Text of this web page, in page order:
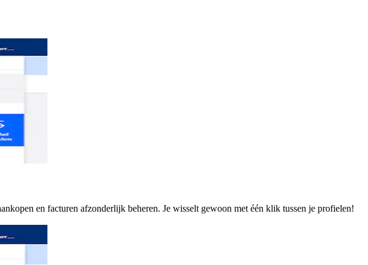
en facturen afzonderlijk beheren. Je wisselt gewoon met één klik tussen je profielen!